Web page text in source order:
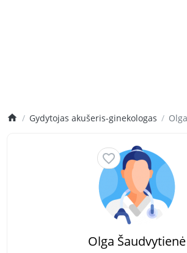
Gydytojas akušeris-ginekologas
Olga Šaudvytienė